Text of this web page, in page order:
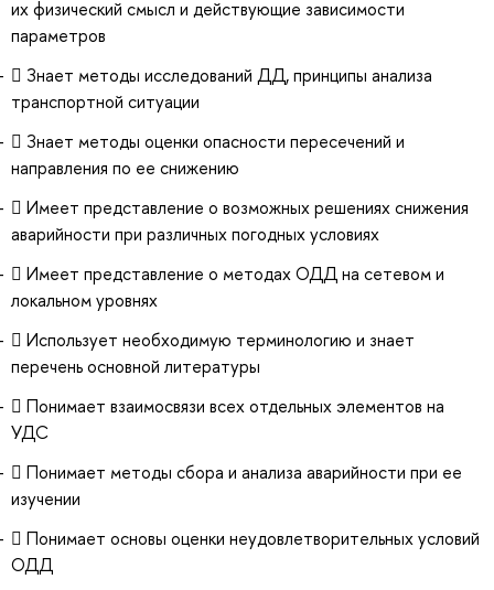
их физический смысл и действующие зависимости
параметров
 Знает методы исследований ДД, принципы анализа
транспортной ситуации
 Знает методы оценки опасности пересечений и
направления по ее снижению
 Имеет представление о возможных решениях снижения
аварийности при различных погодных условиях
 Имеет представление о методах ОДД на сетевом и
локальном уровнях
 Использует необходимую терминологию и знает
перечень основной литературы
 Понимает взаимосвязи всех отдельных элементов на
УДС
 Понимает методы сбора и анализа аварийности при ее
изучении
 Понимает основы оценки неудовлетворительных условий
ОДД